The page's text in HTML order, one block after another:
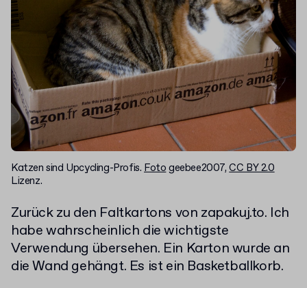
Katzen sind Upcycling-Profis.Fotogeebee2007,CC BY 2.0
Lizenz.
Zurück zu den Faltkartons von zapakuj.to. Ich
habe wahrscheinlich die wichtigste
Verwendung übersehen. Ein Karton wurde an
die Wand gehängt. Es ist ein Basketballkorb.